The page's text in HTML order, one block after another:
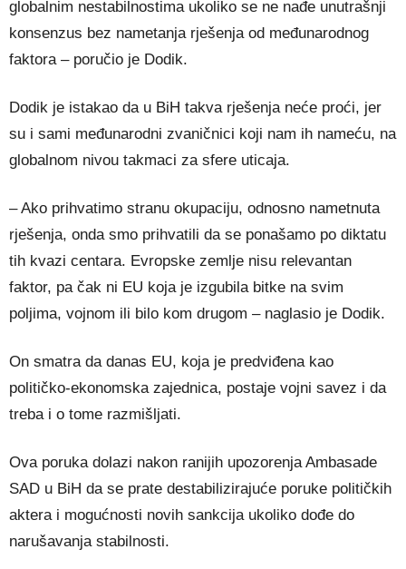
globalnim nestabilnostima ukoliko se ne nađe unutrašnji
konsenzus bez nametanja rješenja od međunarodnog
faktora – poručio je Dodik.
Dodik je istakao da u BiH takva rješenja neće proći, jer
su i sami međunarodni zvaničnici koji nam ih nameću, na
globalnom nivou takmaci za sfere uticaja.
– Ako prihvatimo stranu okupaciju, odnosno nametnuta
rješenja, onda smo prihvatili da se ponašamo po diktatu
tih kvazi centara. Evropske zemlje nisu relevantan
faktor, pa čak ni EU koja je izgubila bitke na svim
poljima, vojnom ili bilo kom drugom – naglasio je Dodik.
On smatra da danas EU, koja je predviđena kao
političko-ekonomska zajednica, postaje vojni savez i da
treba i o tome razmišljati.
Ova poruka dolazi nakon ranijih upozorenja Ambasade
SAD u BiH da se prate destabilizirajuće poruke političkih
aktera i mogućnosti novih sankcija ukoliko dođe do
narušavanja stabilnosti.